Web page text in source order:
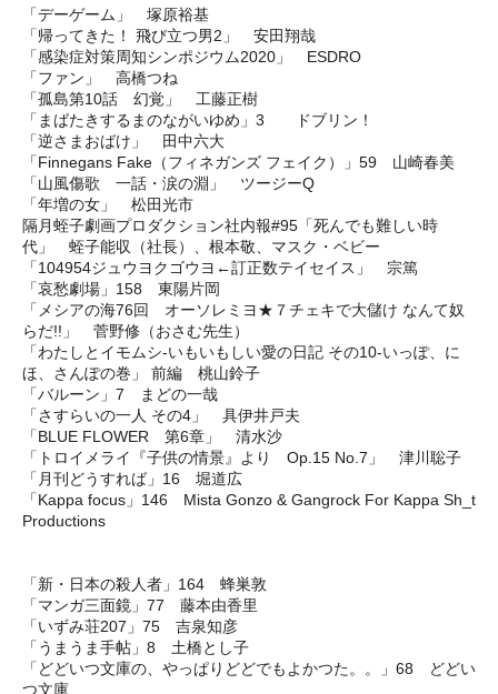
「デーゲーム」 塚原裕基
「帰ってきた！ 飛び立つ男2」 安田翔哉
「感染症対策周知シンポジウム2020」 ESDRO
「ファン」 高橋つね
「孤島第10話 幻覚」 工藤正樹
「まばたきするまのながいゆめ」3 ドブリン！
「逆さまおばけ」 田中六大
「Finnegans Fake（フィネガンズ フェイク）」59 山崎春美
「山風傷歌 一話・涙の淵」 ツージーQ
「年増の女」 松田光市
隔月蛭子劇画プロダクション社内報#95「死んでも難しい時
代」 蛭子能収（社長）、根本敬、マスク・ベビー
「104954ジュウヨクゴウヨ←訂正数テイセイス」 宗篤
「哀愁劇場」158 東陽片岡
「メシアの海76回 オーソレミヨ★７チェキで大儲け なんて奴
らだ!!」 菅野修（おさむ先生）
「わたしとイモムシ-いもいもしい愛の日記 その10-いっぽ、に
ほ、さんぽの巻」 前編 桃山鈴子
「バルーン」7 まどの一哉
「さすらいの一人 その4」 具伊井戸夫
「BLUE FLOWER 第6章」 清水沙
「トロイメライ『子供の情景』より Op.15 No.7」 津川聡子
「月刊どうすれば」16 堀道広
「Kappa focus」146 Mista Gonzo & Gangrock For Kappa Sh_t
Productions
「新・日本の殺人者」164 蜂巣敦
「マンガ三面鏡」77 藤本由香里
「いずみ荘207」75 吉泉知彦
「うまうま手帖」8 土橋とし子
「どどいつ文庫の、やっぱりどどでもよかつた。。」68 どどい
つ文庫